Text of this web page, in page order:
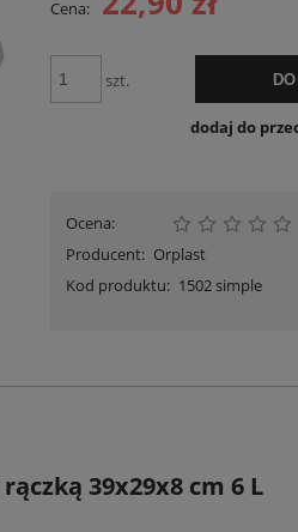
zawiera ewentualnych kosztów
Cena:
szt.
dodaj do
Ocena:
Producent: Orplast
Kod produktu: 1502 simple
39x29x8 cm 6 L